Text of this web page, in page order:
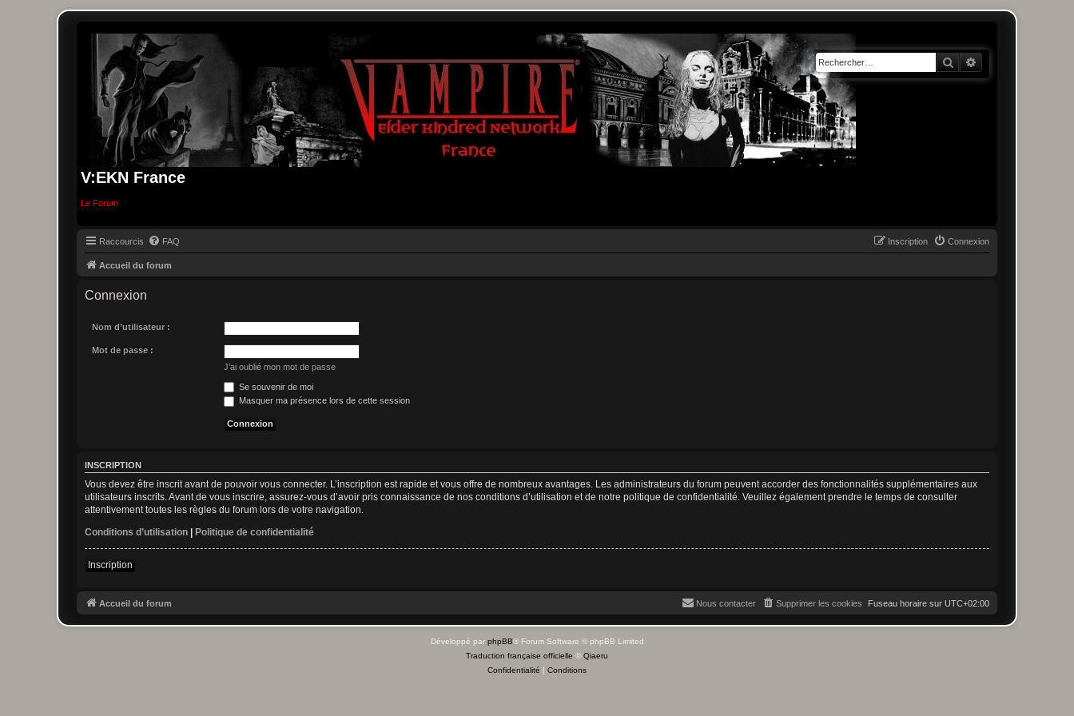
V:EKN France
Le Forum
Rechercher
Raccourcis FAQ Connexion
Inscription
Accueil du forum
Connexion
Nom d’utilisateur :
Mot de passe :
J’ai oublié mon mot de passe
Se souvenir de moi
Masquer ma présence lors de cette session
INSCRIPTION
Vous devez être inscrit avant de pouvoir vous connecter. L’inscription est rapide et vous offre de nombreux avantages. Les administrateurs du forum peuvent accorder des fonctionnalités supplémentaires aux
utilisateurs inscrits. Avant de vous inscrire, assurez-vous d’avoir pris connaissance de nos conditions d’utilisation et de notre politique de confidentialité. Veuillez également prendre le temps de consulter
attentivement toutes les règles du forum lors de votre navigation.
Conditions d’utilisation | Politique de confidentialité
Inscription
Accueil du forum Fuseau horaire sur UTC+02:00
Supprimer les cookies
Nous contacter
Développé par phpBB® Forum Software © phpBB Limited
Traduction française officielle © Qiaeru
Confidentialité | Conditions